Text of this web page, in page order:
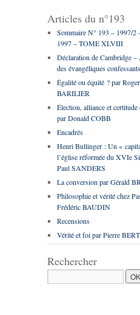
Articles du n°193
Sommaire N° 193 – 1997/2
1997 – TOME XLVIII
Déclaration de Cambridge –
des évangéliques confessants
Égalité ou équité ? par Roger
BARILIER
Élection, alliance et certitude
par Donald COBB
Encadrés
Henri Bullinger : Un «
l’église réformée du XVIe
Paul SANDERS
La conversion par Gérald
Philosophie et vérité chez
Frédéric BAUDIN
Recensions
Vérité et foi par Pierre
Rechercher